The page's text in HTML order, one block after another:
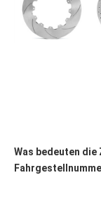
Was bedeuten die